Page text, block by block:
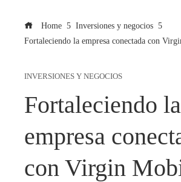
Home
Inversiones y negocios
Fortaleciendo la empresa conectada con
INVERSIONES Y NEGOCIOS
Fortaleciendo la
empresa
con Virgin